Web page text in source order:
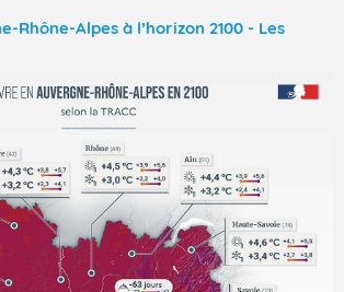
Rhône-Alpes à l’horizon 2100 - Les